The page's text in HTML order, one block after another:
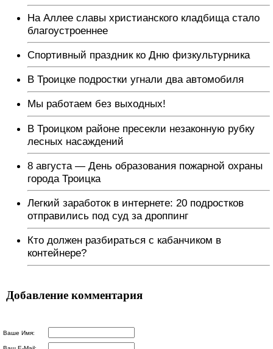
На Аллее славы христианского кладбища стало
благоустроеннее
Спортивный праздник ко Дню физкультурника
В Троицке подростки угнали два автомобиля
Мы работаем без выходных!
В Троицком районе пресекли незаконную рубку
лесных насаждений
8 августа — День образования пожарной охраны
города Троицка
Легкий заработок в интернете: 20 подростков
отправились под суд за дроппинг
Кто должен разбираться с кабанчиком в
контейнере?
Добавление комментария
Ваше Имя: